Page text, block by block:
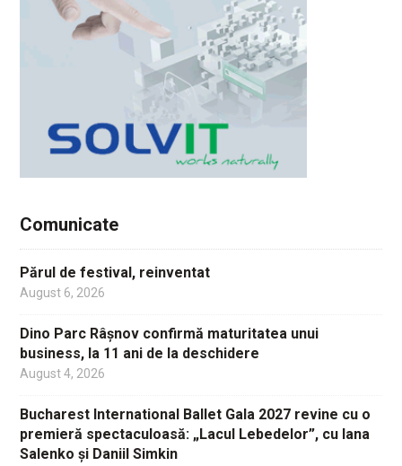
Comunicate
Părul de festival, reinventat
August 6, 2026
Dino Parc Râșnov confirmă maturitatea unui
business, la 11 ani de la deschidere
August 4, 2026
Bucharest International Ballet Gala 2027 revine cu o
premieră spectaculoasă: „Lacul Lebedelor”, cu Iana
Salenko și Daniil Simkin